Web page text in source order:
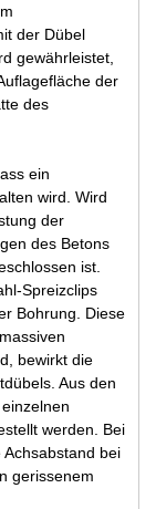
der Dübel
gewährleistet,
der
des
ein
wird. Wird
der
des Betons
ist.
Spreizclips
Bohrung. Diese
bewirkt die
Aus den
werden. Bei
bei
gerissenem